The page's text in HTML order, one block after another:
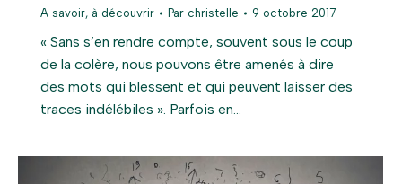
A savoir, à découvrir Par christelle 9 octobre 2017
« Sans s’en rendre compte, souvent sous le coup
de la colère, nous pouvons être amenés à dire
des mots qui blessent et qui peuvent laisser des
traces indélébiles ». Parfois en…